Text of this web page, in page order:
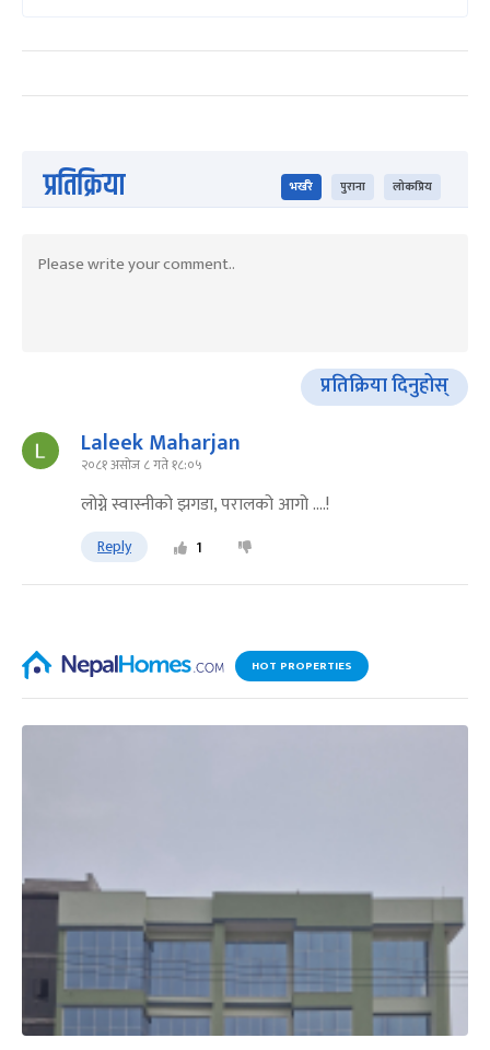
प्रतिक्रिया भर्खरै पुराना लोकप्रिय
प्रतिक्रिया दिनुहोस्
Laleek Maharjan
२०८१ असोज ८ गते १८:०५
लोग्ने स्वास्नीको झगडा, परालको आग‍ो ....!
Reply 1
HOT PROPERTIES